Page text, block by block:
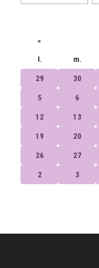
«
l. m.
29 30
5 6
12 13
19 20
26 27
2 3